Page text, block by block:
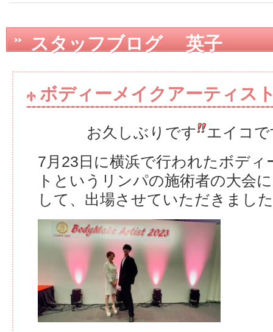
スタッフブログ 英子
ボディーメイクアーティス
お久しぶりです
エイコ
7月23日に横浜で行われたボデ
トというリンパの施術者の大会
して、出場させていただきました